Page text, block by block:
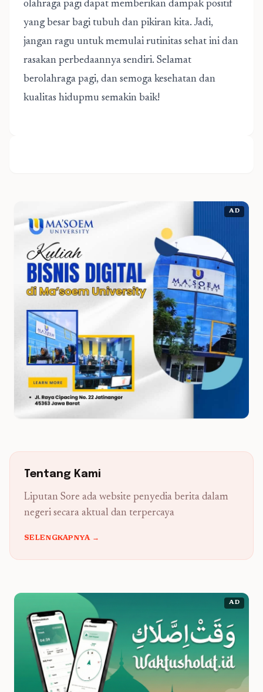
olahraga pagi dapat memberikan dampak positif
yang besar bagi tubuh dan pikiran kita. Jadi,
jangan ragu untuk memulai rutinitas sehat ini dan
rasakan perbedaannya sendiri. Selamat
berolahraga pagi, dan semoga kesehatan dan
kualitas hidupmu semakin baik!
AD
Tentang Kami
Liputan Sore ada website penyedia berita dalam
negeri secara aktual dan terpercaya
SELENGKAPNYA →
AD